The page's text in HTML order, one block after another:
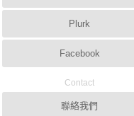
Plurk
Facebook
Contact
聯絡我們